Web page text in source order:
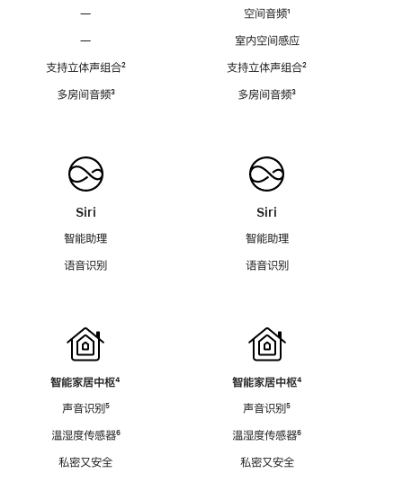
—
—
支持立体声组合脚
²
多房间音频脚
³
Siri
智能助理
语音识别
智能家居中枢脚
⁴
声音识别脚
⁵
温湿度传感器脚
⁶
私密又安全
空间音频脚
¹
室内空间感应
支持立体声组合脚
²
多房间音频脚
³
Siri
智能助理
语音识别
智能家居中枢脚
⁴
声音识别脚
⁵
温湿度传感器脚
⁶
私密又安全